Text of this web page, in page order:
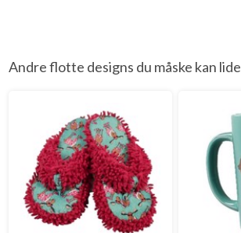
Andre flotte designs du måske kan lide